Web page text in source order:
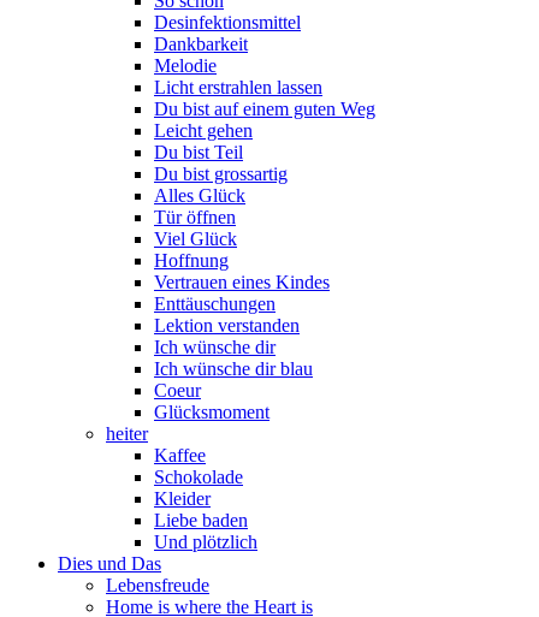
Desinfektionsmittel
Dankbarkeit
Melodie
Licht erstrahlen lassen
Du bist auf einem guten Weg
Leicht gehen
Du bist Teil
Du bist grossartig
Alles Glück
Tür öffnen
Viel Glück
Hoffnung
Vertrauen eines Kindes
Enttäuschungen
Lektion verstanden
Ich wünsche dir
Ich wünsche dir blau
Coeur
Glücksmoment
heiter
Kaffee
Schokolade
Kleider
Liebe baden
Und plötzlich
Dies und Das
Lebensfreude
Home is where the Heart is